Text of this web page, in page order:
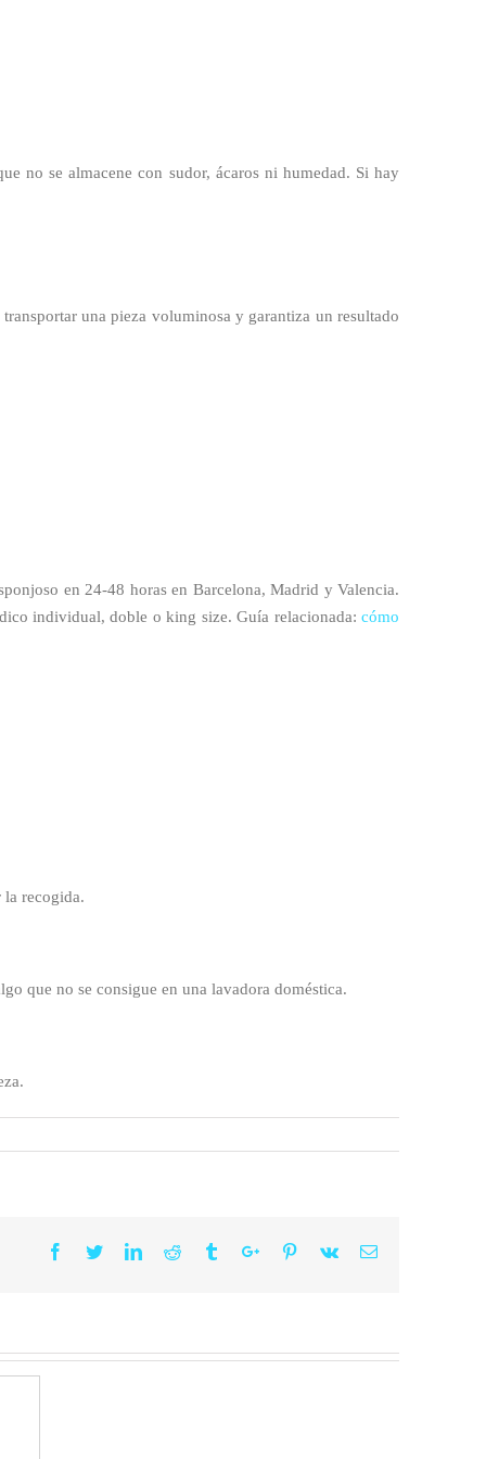
no se almacene con sudor, ácaros ni humedad. Si hay
una pieza voluminosa y garantiza un resultado
en 24-48 horas en Barcelona, Madrid y Valencia.
individual, doble o king size. Guía relacionada:cómo
recogida.
que no se consigue en una lavadora doméstica.
Facebook
TwitterLinkedinReddit TumblrGoogle+Pinterest
Vk Email